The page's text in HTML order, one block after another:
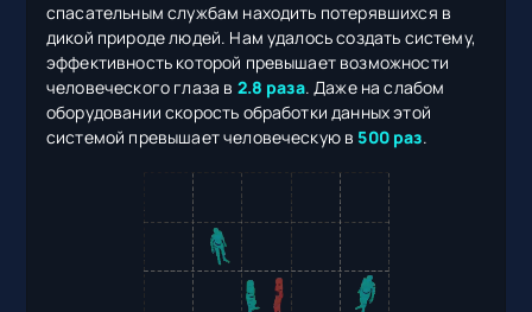
спасательным службам находить потерявшихся в
дикой природе людей. Нам удалось создать систему,
эффективность которой превышает возможности
человеческого глаза в 2.8 раза. Даже на слабом
оборудовании скорость обработки данных этой
системой превышает человеческую в 500 раз.